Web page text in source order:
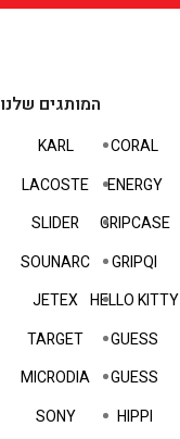
המותגים שלנו
CORAL
ENERGY
GRIPCASE
GRIPQI
HELLO KITTY
GUESS
GUESS
HIPPI
KARL
LACOSTE
SLIDER
SOUNARC
JETEX
TARGET
MICRODIA
SONY